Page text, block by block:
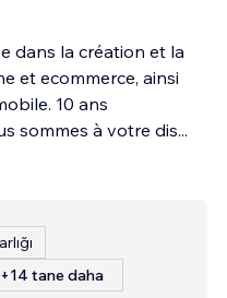
dans la création et la
et ecommerce, ainsi
10 ans
sommes à votre dis...
+14 tane daha